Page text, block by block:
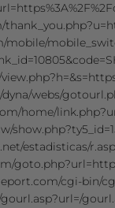
webs/
home/
estadisticas/
cgi-bin/